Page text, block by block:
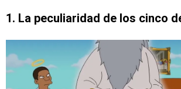
1. La peculiaridad de los cinco